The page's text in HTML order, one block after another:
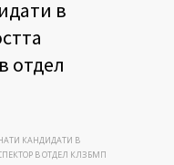
в
отдел
КАНДИДАТИ В
В ОТДЕЛ КЛЗБМП